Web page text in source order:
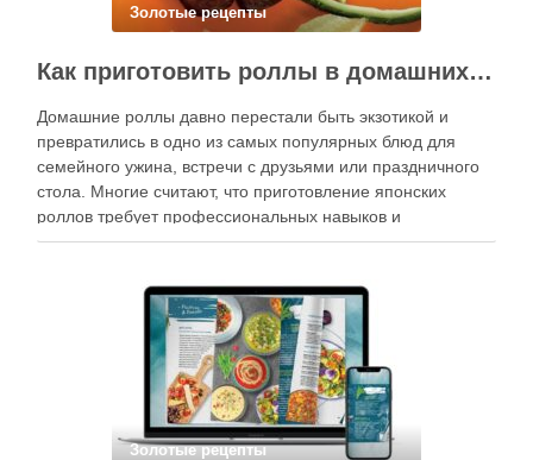
Золотые рецепты
Как приготовить роллы в домашних условиях?
Домашние роллы давно перестали быть экзотикой и
превратились в одно из самых популярных блюд для
семейного ужина, встречи с друзьями или праздничного
стола. Многие считают, что приготовление японских
роллов требует профессиональных навыков и
специального оборудования, однако на практике сделать
кухне. Главное — …
Золотые рецепты